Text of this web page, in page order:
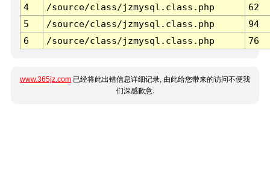
4
/source/class/jzmysql.class.php
62
5
/source/class/jzmysql.class.php
94
6
/source/class/jzmysql.class.php 76
www.365jz.com 已经将此出错信息详细记录, 由此给您带来的访问不便我
们深感歉意.